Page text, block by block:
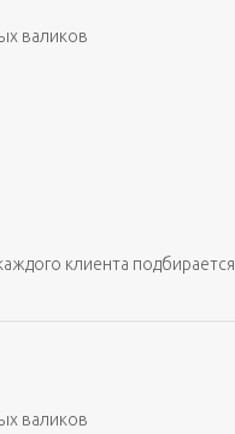
валиков
клиента подбирается
валиков